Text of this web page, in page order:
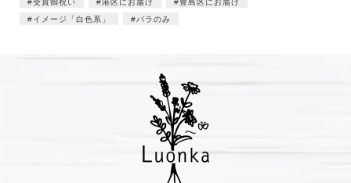
受賞御祝い
港区にお届け
豊島区にお届け
イメージ「白色系」
バラのみ